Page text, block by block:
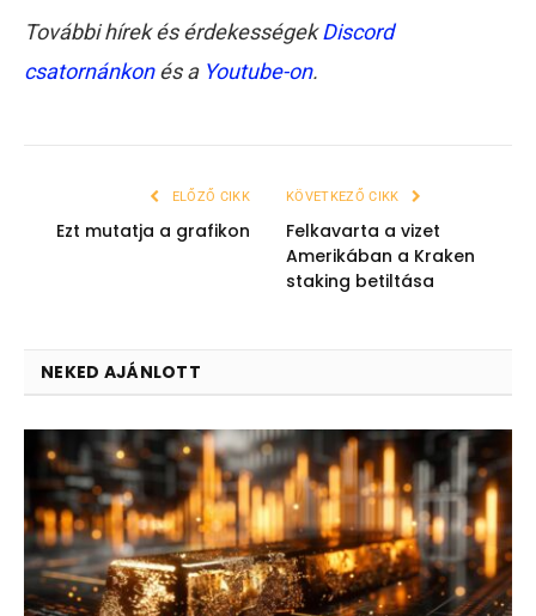
További hírek és érdekességekDiscord
csatornánkonés a Youtube-on.
ELŐZŐ CIKK
Ezt mutatja a grafikon
KÖVETKEZŐ CIKK
Felkavarta a vizet
Amerikában a Kraken
staking betiltása
NEKED AJÁNLOTT